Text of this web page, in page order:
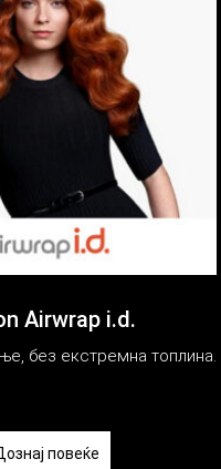
Airwrap i.d.
без екстремна топлина.
повеќе